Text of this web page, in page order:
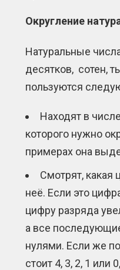
Округление
Натуральные
десятков, сотен,
пользуются
Находят в
которого нужно
примерах она
Смотрят, какая
неё. Если это
цифру разряда
а все
нулями. Если же
стоит 4, 3, 2, 1 или